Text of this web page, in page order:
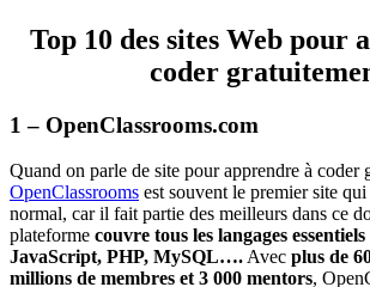
Top 10 des sites Web pour
coder
1 – OpenClassrooms.com
Quand on parle de site pour apprendre à coder
OpenClassrooms est souvent le premier site qui
normal, car il fait partie des meilleurs dans ce
plateforme couvre tous les langages
JavaScript, PHP, MySQL….Avec plus de
millions de membres et 3 000 mentors,